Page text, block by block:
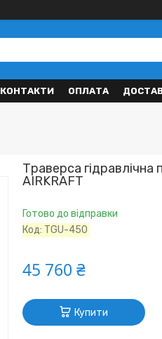
КОНТАКТИ ОПЛАТА
Траверса
AIRKRAFT
Готово до відправки
Код: TGU-450
45 760 ₴
Купити